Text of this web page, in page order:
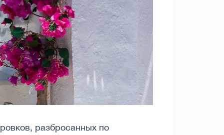
разбросанных по